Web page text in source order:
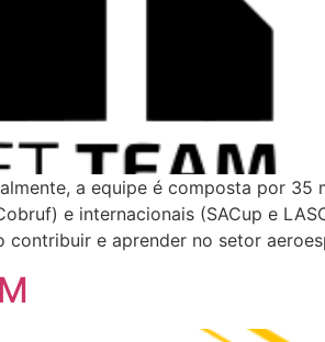
a equipe é composta por 35
e internacionais (SACup e
e aprender no setor